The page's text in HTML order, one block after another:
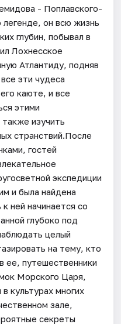
- Поплавского-
легенде, он всю жизнь
глубин, побывал в
Лохнесское
Атлантиду, подняв
эти чудеса
каюте, и все
этими
изучить
странствий.После
гостей
экспедиции
и была найдена
ней начинается со
глубоко под
целый
на тему, кто
ее, путешественники
Морского Царя,
культурах многих
зале,
секреты